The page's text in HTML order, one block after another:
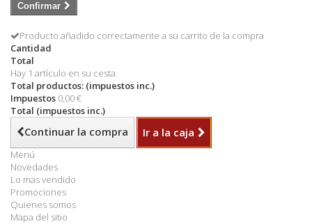
Confirmar
Producto añadido correctamente a su carrito de la compra
Cantidad
Total
Hay 1 artículo en su cesta.
Total productos: (impuestos inc.)
Impuestos 0,00 €
Total (impuestos inc.)
Continuar la compra Ir a la caja
Menú
Novedades
Lo mas vendido
Promociones
Quienes somos
Mapa del sitio